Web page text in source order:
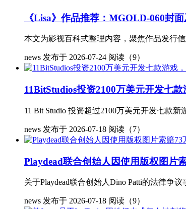
《Lisa》作品推荐：MGOLD-060封
本文为影视百科式整理内容，聚焦作品发行
news 发布于 2026-07-24 阅读（9）
11BitStudios投资2100万美元开发七
11 Bit Studio 投资超过2100万美元开发七款
news 发布于 2026-07-18 阅读（7）
Playdead联合创始人因使用版权图片
关于Playdead联合创始人Dino Patti的法律争
news 发布于 2026-07-18 阅读（9）